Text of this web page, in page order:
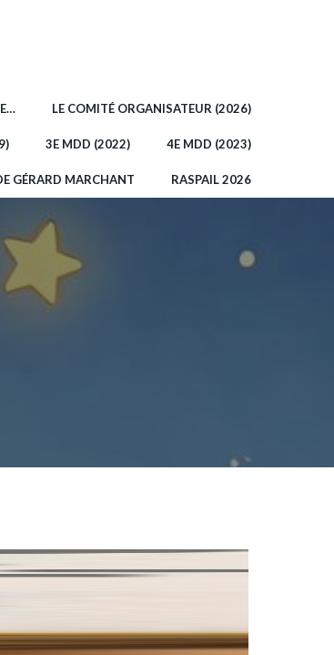
LE COMITÉ ORGANISATEUR (2026)
3E MDD (2022) 4E MDD (2023)
GÉRARD MARCHANT RASPAIL 2026